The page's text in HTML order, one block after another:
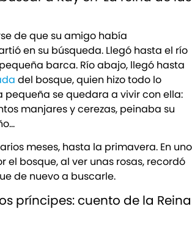
de que su amigo había
en su búsqueda. Llegó hasta el río
barca. Río abajo, llegó hasta
del bosque, quien hizo todo lo
pequeña se quedara a vivir con ella:
manjares y cerezas, peinaba su
meses, hasta la primavera. En uno
el bosque, al ver unas rosas, recordó
de nuevo a buscarle.
príncipes: cuento de la Reina